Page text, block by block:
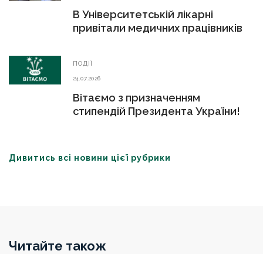
В Університетській лікарні
привітали медичних працівників
ПОДІЇ
24.07.2026
Вітаємо з призначенням
стипендій Президента України!
Дивитись всі новини цієї рубрики
Читайте також